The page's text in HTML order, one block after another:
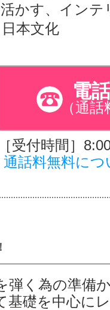
かす、インテ
本文化
電
（通話
［受付時間］
通話料無料につ
弾く為の準備
基礎を中心に